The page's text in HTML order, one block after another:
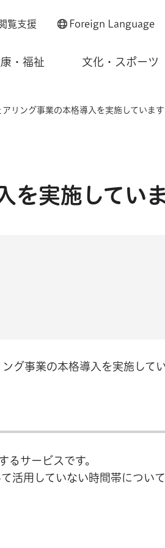
覧支援 Foreign Language
・福祉 文化・スポーツ
リング事業の本格導入を実施しています
を実施してい
グ事業の本格導入を実施して
るサービスです。
活用していない時間帯につい